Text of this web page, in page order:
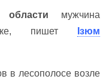
мужчина
пишет
Ізюм
в лесополосе возле